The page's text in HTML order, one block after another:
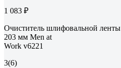
1 083 ₽
Очиститель шлифовальной ленты
203 мм Men at
Work v6221
3(6)